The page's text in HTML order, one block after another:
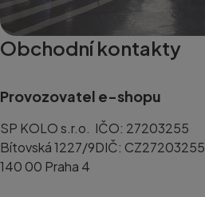
Obchodní kontakty
Provozovatel e-shopu
SP KOLO s.r.o.
Bítovská 1227/9
140 00 Praha 4
IČO: 27203255
DIČ: CZ27203255